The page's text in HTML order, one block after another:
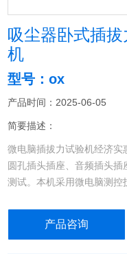
吸尘器卧式插
机
型号：ox
产品时间：2025-06-05
简要描述：
微电脑插拔力试验机经济实
圆孔插头插座、音频插头
测试。本机采用微电脑测控
吸尘器卧式插拔力 USB试
产品咨询